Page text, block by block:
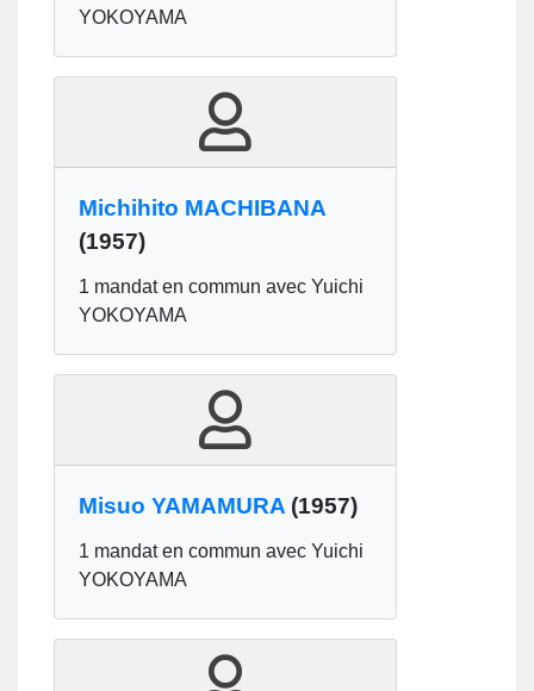
YOKOYAMA
Michihito MACHIBANA
(1957)
1 mandat en commun avec Yuichi
YOKOYAMA
Misuo YAMAMURA (1957)
1 mandat en commun avec Yuichi
YOKOYAMA